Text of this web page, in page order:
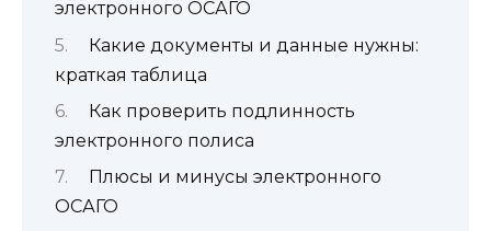
электронного ОСАГО
Какие документы и данные нужны:
краткая таблица
Как проверить подлинность
электронного полиса
Плюсы и минусы электронного
ОСАГО